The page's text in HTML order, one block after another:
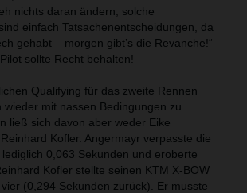
nichts daran ändern, solche
einfach Tatsachenentscheidungen, da
gehabt – morgen gibt’s die Revanche!“
sollte Recht behalten!
Qualifying für das zweite Rennen
wieder mit nassen Bedingungen zu
ließ sich davon aber weder Eike
Kofler. Angermayr verpasste die
0,063 Sekunden und eroberte
Kofler stellte seinen KTM X-BOW
(0,294 Sekunden zurück). Er musste